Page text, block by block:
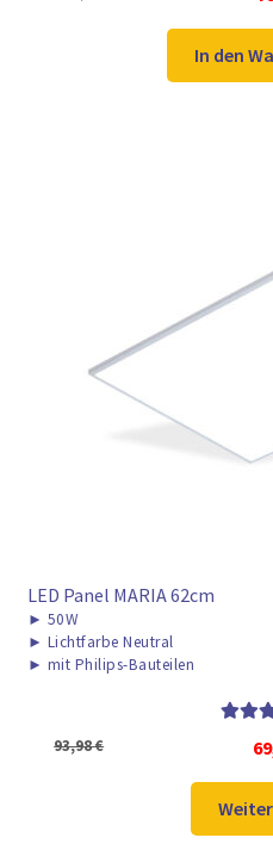
In den
LED Panel MARIA 62cm
► 50W
► Lichtfarbe Neutral
► mit Philips-Bauteilen
93,98€
war: